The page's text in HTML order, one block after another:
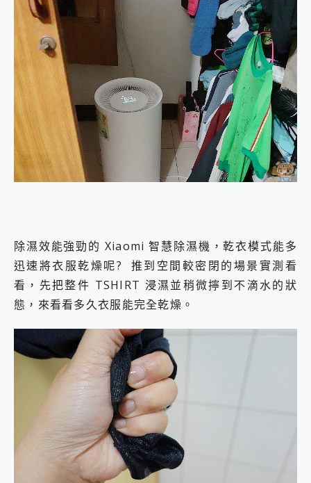
除濕效能強勁的 Xiaomi 智慧除濕機，乾衣模式能多
迅速將衣服乾燥呢? 推到空間較密閉的場景實測看
看，先把整件 TSHIRT 浸濕並稍微擰到不滴水的狀
態，來看看多久衣服能完全乾燥。